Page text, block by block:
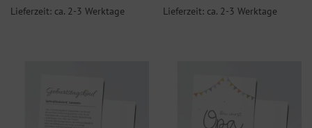
Lieferzeit: ca. 2-3 Werktage
Lieferzeit: ca. 2-3 Werktage